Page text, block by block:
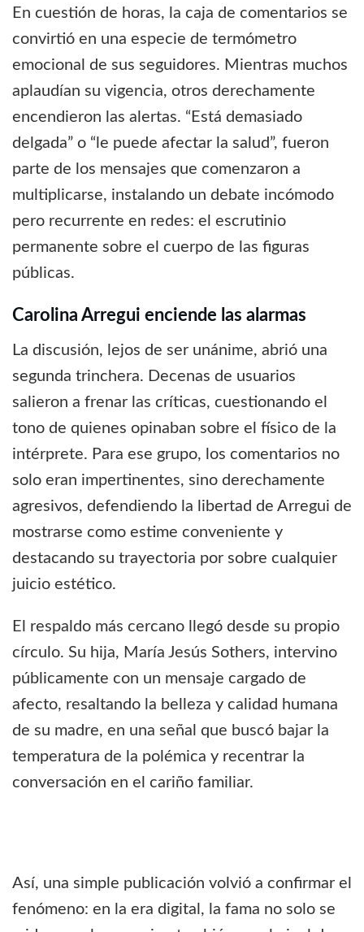
En cuestión de horas, la caja de comentarios se
convirtió en una especie de termómetro
emocional de sus seguidores. Mientras muchos
aplaudían su vigencia, otros derechamente
encendieron las alertas. “Está demasiado
delgada” o “le puede afectar la salud”, fueron
parte de los mensajes que comenzaron a
multiplicarse, instalando un debate incómodo
pero recurrente en redes: el escrutinio
permanente sobre el cuerpo de las figuras
públicas.
Carolina Arregui enciende las alarmas
La discusión, lejos de ser unánime, abrió una
segunda trinchera. Decenas de usuarios
salieron a frenar las críticas, cuestionando el
tono de quienes opinaban sobre el físico de la
intérprete. Para ese grupo, los comentarios no
solo eran impertinentes, sino derechamente
agresivos, defendiendo la libertad de Arregui de
mostrarse como estime conveniente y
destacando su trayectoria por sobre cualquier
juicio estético.
El respaldo más cercano llegó desde su propio
círculo. Su hija, María Jesús Sothers, intervino
públicamente con un mensaje cargado de
afecto, resaltando la belleza y calidad humana
de su madre, en una señal que buscó bajar la
temperatura de la polémica y recentrar la
conversación en el cariño familiar.
Así, una simple publicación volvió a confirmar el
fenómeno: en la era digital, la fama no solo se